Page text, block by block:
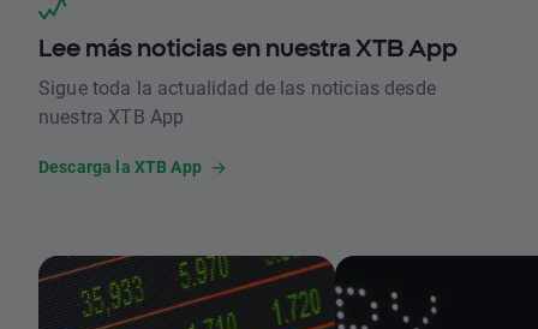
Lee más noticias en nuestra XTB App
Sigue toda la actualidad de las noticias desde
nuestra XTB App
Descarga la XTB App